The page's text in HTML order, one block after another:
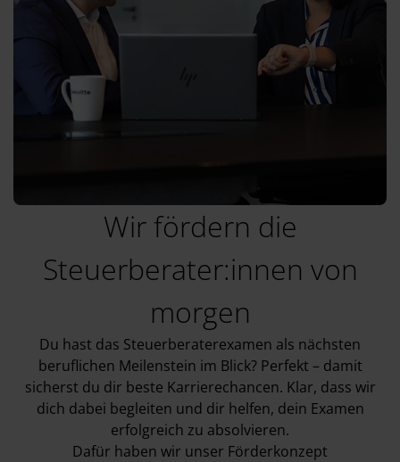
Wir fördern die
Steuerberater:innen von
morgen
Du hast das Steuerberaterexamen als nächsten
beruflichen Meilenstein im Blick? Perfekt – damit
sicherst du dir beste Karrierechancen. Klar, dass wir
dich dabei begleiten und dir helfen, dein Examen
erfolgreich zu absolvieren.
Dafür haben wir unser Förderkonzept